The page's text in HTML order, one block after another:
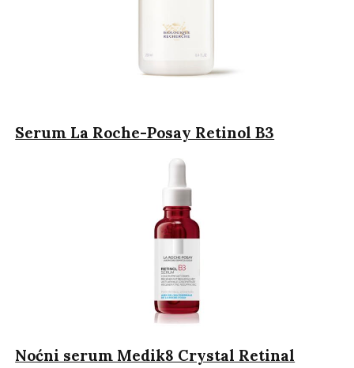
Serum La Roche-Posay Retinol B3
Noćni serum Medik8 Crystal Retinal